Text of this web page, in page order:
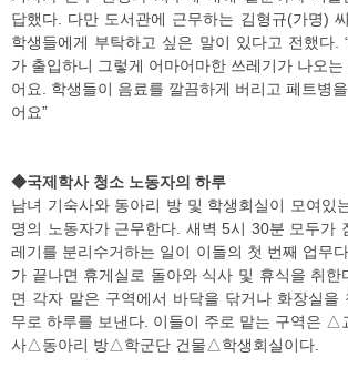
답했다. 다만 도서관에 근무하는 김형규(가명)
학생들에게 부탁하고 싶은 말이 있다고 전했다.
가 출입하니 그렇게 어마어마한 쓰레기가 나오
어요. 학생들이 음료를 깔끔하게 버리고 페트병
어요”
◆국제학사 청소 노동자의 하루
남녀 기숙사와 동아리 방 및 학생회실이 모여있
명의 노동자가 근무한다. 새벽 5시 30분 모두가
레기를 분리수거하는 일이 이들의 첫 번째 업무
가 끝나면 휴게실로 돌아와 식사 및 휴식을 취한
면 각자 맡은 구역에서 바닥을 닦거나 화장실을
무로 하루를 보낸다. 이들이 주로 맡는 구역은
사△동아리 방△학군단 건물△학생회실이다.